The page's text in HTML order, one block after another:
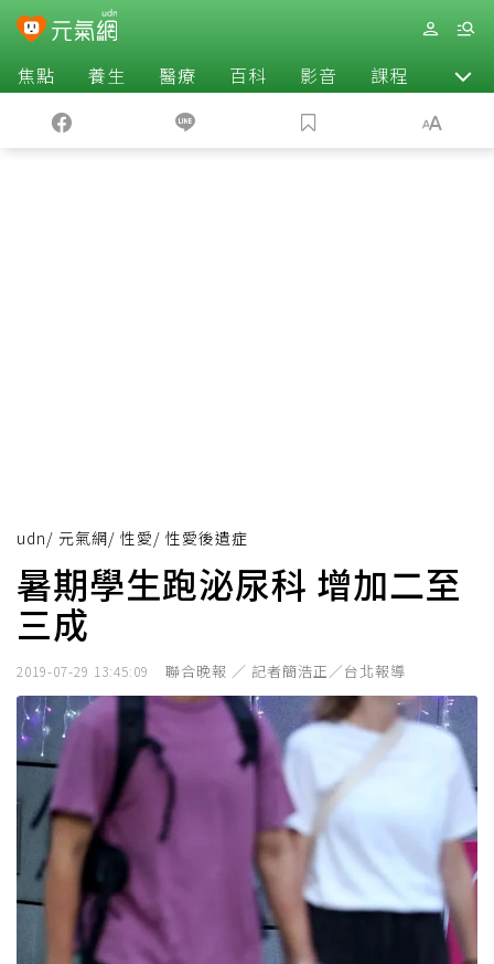
焦點 養生 醫療 百科 影音 課程 退休
udn/ 元氣網/ 性愛/ 性愛後遺症
暑期學生跑泌尿科 增加二至
三成
2019-07-29 13:45:09 聯合晚報 ／ 記者簡浩正／台北報導